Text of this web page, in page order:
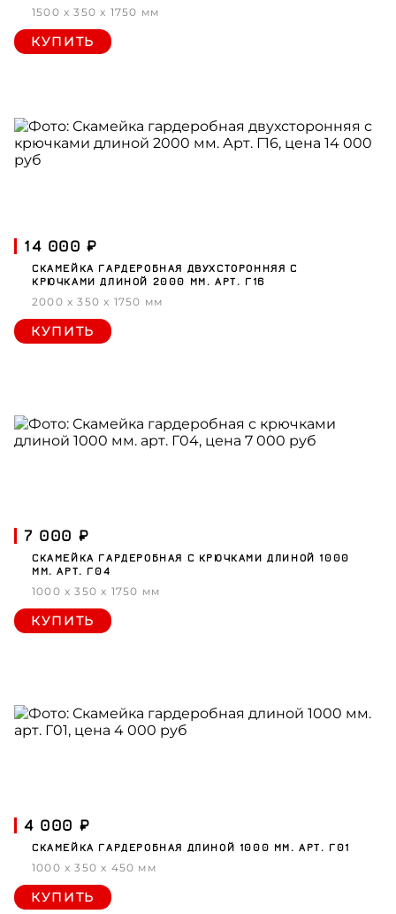
1500 x 350 x 1750 мм
КУПИТЬ
14 000 ₽
СКАМЕЙКА ГАРДЕРОБНАЯ ДВУХСТОРОННЯЯ С
КРЮЧКАМИ ДЛИНОЙ 2000 ММ. АРТ. Г16
2000 x 350 x 1750 мм
КУПИТЬ
7 000 ₽
СКАМЕЙКА ГАРДЕРОБНАЯ С КРЮЧКАМИ ДЛИНОЙ 1000
ММ. АРТ. Г04
1000 x 350 x 1750 мм
КУПИТЬ
4 000 ₽
СКАМЕЙКА ГАРДЕРОБНАЯ ДЛИНОЙ 1000 ММ. АРТ. Г01
1000 x 350 x 450 мм
КУПИТЬ